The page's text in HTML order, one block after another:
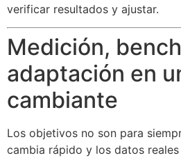
verificar resultados y ajustar.
Medición,
adaptación en
cambiante
Los objetivos no son para
cambia rápido y los datos